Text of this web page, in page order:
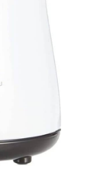
au bol
Service
Vente】Tous les
CE/ROHS. Si
achetez notre
gratuit et 3 ans de
des
de qualité ou
à l'avenir,
à la vitesse
environ 75
devient
après